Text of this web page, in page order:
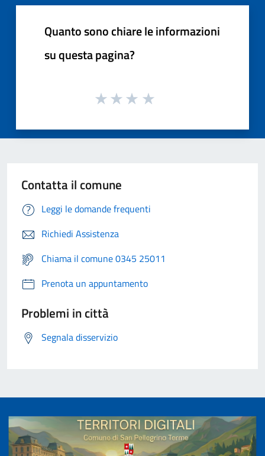
Quanto sono chiare le informazioni
su questa pagina?
Contatta il comune
Leggi le domande frequenti
Richiedi Assistenza
Chiama il comune 0345 25011
Prenota un appuntamento
Problemi in città
Segnala disservizio